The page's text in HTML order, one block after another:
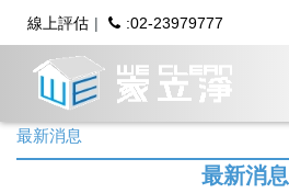
線上評估 :02-23979777
最新消息
最新消息